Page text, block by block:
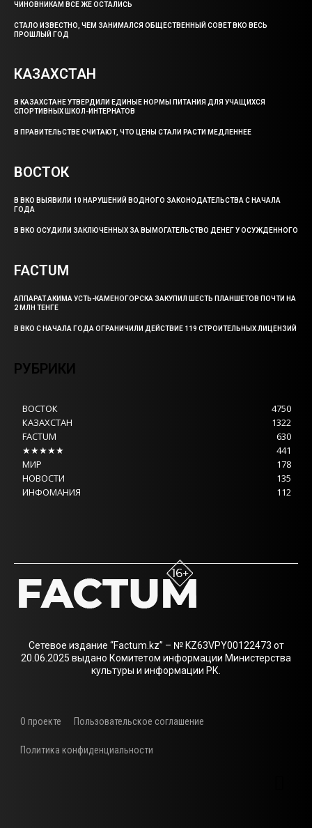
ЧИНОВНИКАМ ВСЕ ЖЕ ОСТАЛИСЬ
СТАЛО ИЗВЕСТНО, ЧЕМ ЗАНИМАЛСЯ ОБЩЕСТВЕННЫЙ СОВЕТ ВКО ВЕСЬ
ПРОШЛЫЙ ГОД
КАЗАХСТАН
В КАЗАХСТАНЕ УТВЕРДИЛИ ЕДИНЫЕ НОРМЫ ПИТАНИЯ ДЛЯ УЧАЩИХСЯ
СПОРТИВНЫХ ШКОЛ-ИНТЕРНАТОВ
В ПРАВИТЕЛЬСТВЕ СЧИТАЮТ, ЧТО ЦЕНЫ СТАЛИ РАСТИ МЕДЛЕННЕЕ
ВОСТОК
В ВКО ВЫЯВИЛИ 10 НАРУШЕНИЙ ВОДНОГО ЗАКОНОДАТЕЛЬСТВА С НАЧАЛА
ГОДА
В ВКО ОСУДИЛИ ЗАКЛЮЧЕННЫХ ЗА ВЫМОГАТЕЛЬСТВО ДЕНЕГ У ОСУЖДЕННОГО
FACTUM
АППАРАТ АКИМА УСТЬ-КАМЕНОГОРСКА ЗАКУПИЛ ШЕСТЬ ПЛАНШЕТОВ ПОЧТИ НА
2 МЛН ТЕНГЕ
В ВКО С НАЧАЛА ГОДА ОГРАНИЧИЛИ ДЕЙСТВИЕ 119 СТРОИТЕЛЬНЫХ ЛИЦЕНЗИЙ
РУБРИКИ
ВОСТОК
4750
КАЗАХСТАН
1322
FACTUM
630
★★★★★
441
МИР
178
НОВОСТИ
135
ИНФОМАНИЯ
112
Сетевое издание “Factum.kz” – № KZ63VPY00122473 от
20.06.2025 выдано Комитетом информации Министерства
культуры и информации РК.
О проекте Пользовательское соглашение
Политика конфиденциальности